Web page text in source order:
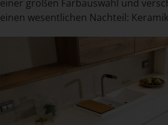
einer großen Farbauswahl und
einen wesentlichen Nachteil: